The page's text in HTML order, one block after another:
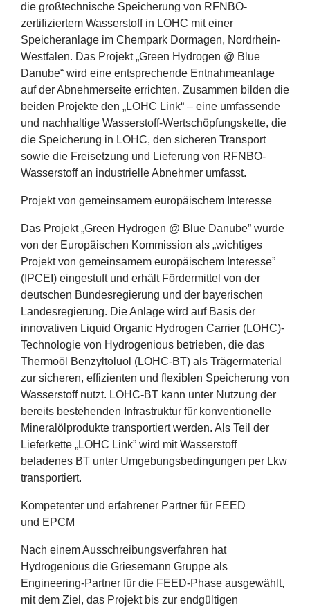
die großtechnische Speicherung von RFNBO-
zertifiziertem Wasserstoff in LOHC mit einer
Speicheranlage im Chempark Dormagen, Nordrhein-
Westfalen. Das Projekt„Green Hydrogen @ Blue
Danube“ wird eine entsprechende Entnahmeanlage
auf der Abnehmerseite errichten. Zusammen bilden die
beiden Projekte den „LOHC Link“ – eine umfassende
und nachhaltige Wasserstoff-Wertschöpfungskette, die
die Speicherung in LOHC, den sicheren Transport
sowie die Freisetzung und Lieferung von RFNBO-
Wasserstoff an industrielle Abnehmer umfasst.
Projekt von gemeinsamem europäischem Interesse
Das Projekt„Green Hydrogen @ Blue Danube” wurde
von der Europäischen Kommission als „wichtiges
Projekt von gemeinsamem europäischem Interesse”
( IPCEI ) eingestuft und erhält Fördermittel von der
deutschen Bundesregierung und der bayerischen
Landesregierung. Die Anlage wird auf Basis der
innovativen Liquid Organic Hydrogen Carrier (LOHC)-
Technologie von Hydrogenious betrieben, die das
Thermoöl Benzyltoluol (LOHC-BT) als Trägermaterial
zur sicheren, effizienten und flexiblen Speicherung von
Wasserstoff nutzt. LOHC-BT kann unter Nutzung der
bereits bestehenden Infrastruktur für konventionelle
Mineralölprodukte transportiert werden. Als Teil der
Lieferkette „LOHC Link” wird mit Wasserstoff
beladenes BT unter Umgebungsbedingungen per Lkw
transportiert.
Kompetenter und erfahrener Partner für FEED
und EPCM
Nach einem Ausschreibungsverfahren hat
Hydrogenious die Griesemann Gruppe als
Engineering-Partner für die FEED-Phase ausgewählt,
mit dem Ziel, das Projekt bis zur endgültigen